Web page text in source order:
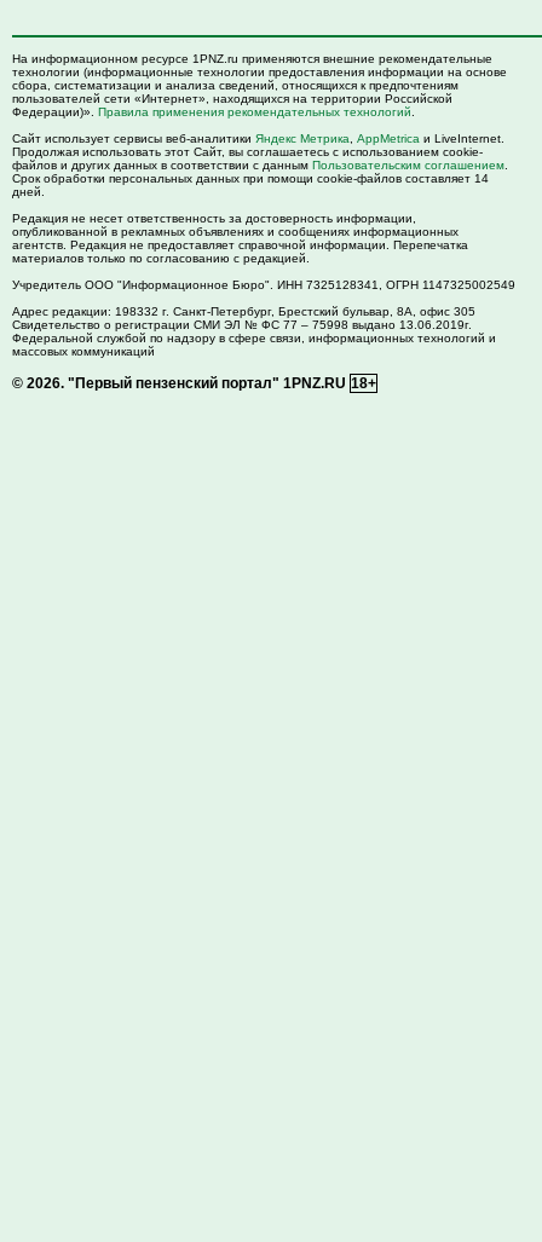
На информационном ресурсе 1PNZ.ru применяются внешние рекомендательные
технологии (информационные технологии предоставления информации на основе
сбора, систематизации и анализа сведений, относящихся к предпочтениям
пользователей сети «Интернет», находящихся на территории Российской
Федерации)». Правила применения рекомендательных технологий
Сайт использует сервисы веб-аналитики Яндекс Метрика AppMetrica и LiveInternet.
Продолжая использовать этот Сайт, вы соглашаетесь с использованием cookie-
файлов и других данных в соответствии с данным Пользовательским соглашением
Срок обработки персональных данных при помощи cookie-файлов составляет 14
дней.
Редакция не несет ответственность за достоверность информации,
опубликованной в рекламных объявлениях и сообщениях информационных
агентств. Редакция не предоставляет справочной информации. Перепечатка
материалов только по согласованию с редакцией.
Учредитель ООО "Информационное Бюро". ИНН 7325128341, ОГРН 1147325002549
Адрес редакции: 198332 г. Санкт-Петербург, Брестский бульвар, 8А, офис 305
Свидетельство о регистрации СМИ ЭЛ № ФС 77 – 75998 выдано 13.06.2019г.
Федеральной службой по надзору в сфере связи, информационных технологий и
массовых коммуникаций
© 2026. "Первый пензенский портал" 1PNZ.RU 18+